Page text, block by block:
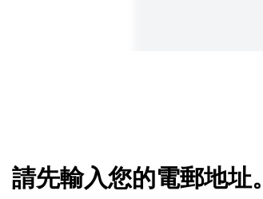
新增/刪除選項
請先輸入您的電郵地址。